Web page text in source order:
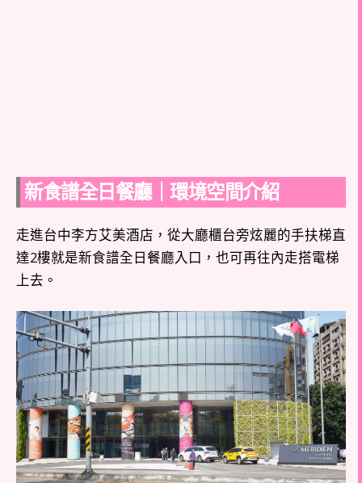
新食譜全日餐廳｜環境空間介紹
走進台中李方艾美酒店，從大廳櫃台旁炫麗的手扶梯直
達2樓就是新食譜全日餐廳入口，也可再往內走搭電梯
上去。